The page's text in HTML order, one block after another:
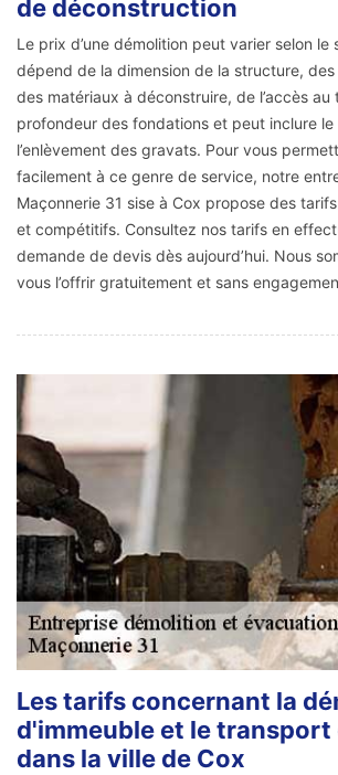
de déconstruction
Le prix d’une démolition peut varier selon le
dépend de la dimension de la structure, des
des matériaux à déconstruire, de l’accès au
profondeur des fondations et peut inclure
l’enlèvement des gravats. Pour vous
facilement à ce genre de service, notre
Maçonnerie 31 sise à Cox propose des
et compétitifs. Consultez nos tarifs en
demande de devis dès aujourd’hui. Nous
vous l’offrir gratuitement et sans
Les tarifs concernant la
d'immeuble et le transport
dans la ville de Cox